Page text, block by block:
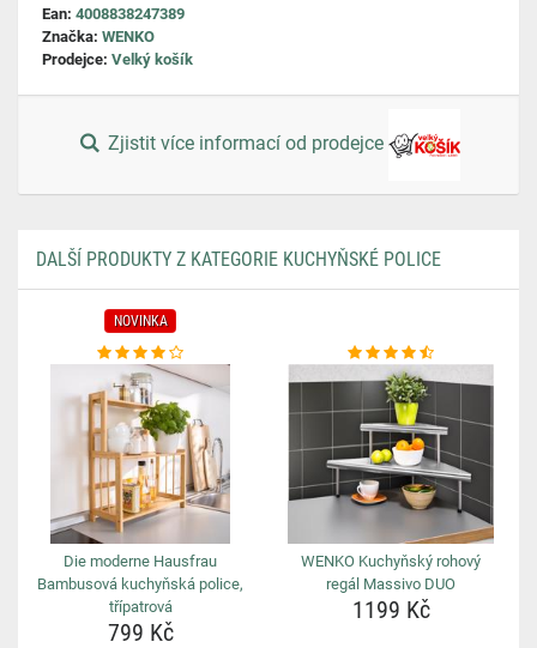
Ean: 4008838247389
Značka: WENKO
Prodejce: Velký košík
Zjistit více informací od prodejce
DALŠÍ PRODUKTY Z KATEGORIE KUCHYŇSKÉ POLICE
NOVINKA
Die moderne Hausfrau
Bambusová kuchyňská police,
třípatrová
799 Kč
WENKO Kuchyňský rohový
regál Massivo DUO
1199 Kč